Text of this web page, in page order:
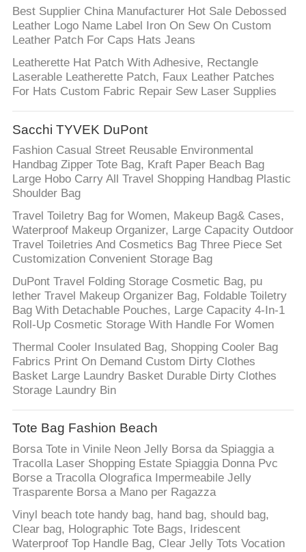
Best Supplier China Manufacturer Hot Sale Debossed
Leather Logo Name Label Iron On Sew On Custom
Leather Patch For Caps Hats Jeans
Leatherette Hat Patch With Adhesive, Rectangle
Laserable Leatherette Patch, Faux Leather Patches
For Hats Custom Fabric Repair Sew Laser Supplies
Sacchi TYVEK DuPont
Fashion Casual Street Reusable Environmental
Handbag Zipper Tote Bag, Kraft Paper Beach Bag
Large Hobo Carry All Travel Shopping Handbag Plastic
Shoulder Bag
Travel Toiletry Bag for Women, Makeup Bag& Cases,
Waterproof Makeup Organizer, Large Capacity Outdoor
Travel Toiletries And Cosmetics Bag Three Piece Set
Customization Convenient Storage Bag
DuPont Travel Folding Storage Cosmetic Bag, pu
lether Travel Makeup Organizer Bag, Foldable Toiletry
Bag With Detachable Pouches, Large Capacity 4-In-1
Roll-Up Cosmetic Storage With Handle For Women
Thermal Cooler Insulated Bag, Shopping Cooler Bag
Fabrics Print On Demand Custom Dirty Clothes
Basket Large Laundry Basket Durable Dirty Clothes
Storage Laundry Bin
Tote Bag Fashion Beach
Borsa Tote in Vinile Neon Jelly Borsa da Spiaggia a
Tracolla Laser Shopping Estate Spiaggia Donna Pvc
Borse a Tracolla Olografica Impermeabile Jelly
Trasparente Borsa a Mano per Ragazza
Vinyl beach tote handy bag, hand bag, should bag,
Clear bag, Holographic Tote Bags, Iridescent
Waterproof Top Handle Bag, Clear Jelly Tots Vocation